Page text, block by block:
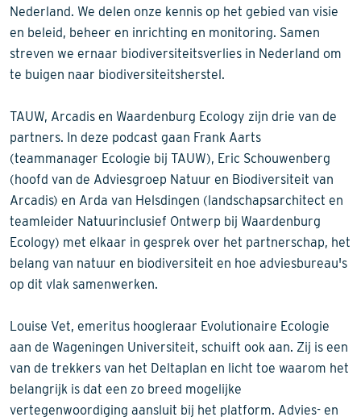
Nederland. We delen onze kennis op het gebied van visie
en beleid, beheer en inrichting en monitoring. Samen
streven we ernaar biodiversiteitsverlies in Nederland om
te buigen naar biodiversiteitsherstel.
TAUW, Arcadis en Waardenburg Ecology zijn drie van de
partners. In deze podcast gaan Frank Aarts
(teammanager Ecologie bij TAUW), Eric Schouwenberg
(hoofd van de Adviesgroep Natuur en Biodiversiteit van
Arcadis) en Arda van Helsdingen (landschapsarchitect en
teamleider Natuurinclusief Ontwerp bij Waardenburg
Ecology) met elkaar in gesprek over het partnerschap, het
belang van natuur en biodiversiteit en hoe adviesbureau's
op dit vlak samenwerken.
Louise Vet, emeritus hoogleraar Evolutionaire Ecologie
aan de Wageningen Universiteit, schuift ook aan. Zij is een
van de trekkers van het Deltaplan en licht toe waarom het
belangrijk is dat een zo breed mogelijke
vertegenwoordiging aansluit bij het platform. Advies- en